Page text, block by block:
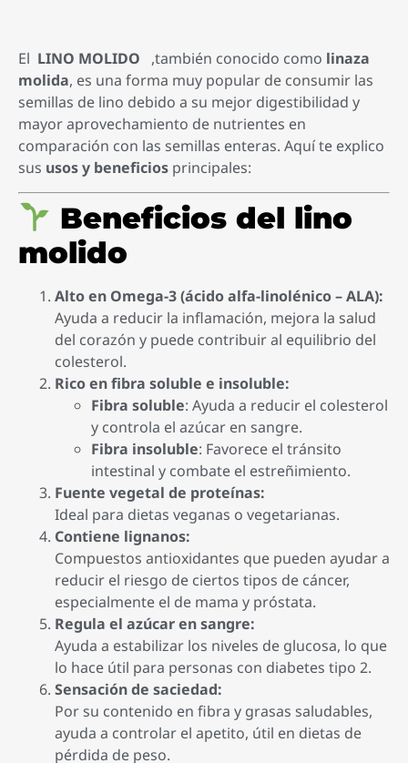
El LINO MOLIDO ,también conocido como linaza
molida, es una forma muy popular de consumir las
semillas de lino debido a su mejor digestibilidad y
mayor aprovechamiento de nutrientes en
comparación con las semillas enteras. Aquí te explico
sus usos y beneficios principales:
Beneficios del lino
molido
Alto en Omega-3 (ácido alfa-linolénico – ALA):
Ayuda a reducir la inflamación, mejora la salud
del corazón y puede contribuir al equilibrio del
colesterol.
Rico en fibra soluble e insoluble:
Fibra soluble: Ayuda a reducir el colesterol
y controla el azúcar en sangre.
Fibra insoluble: Favorece el tránsito
intestinal y combate el estreñimiento.
Fuente vegetal de proteínas:
Ideal para dietas veganas o vegetarianas.
Contiene lignanos:
Compuestos antioxidantes que pueden ayudar a
reducir el riesgo de ciertos tipos de cáncer,
especialmente el de mama y próstata.
Regula el azúcar en sangre:
Ayuda a estabilizar los niveles de glucosa, lo que
lo hace útil para personas con diabetes tipo 2.
Sensación de saciedad:
Por su contenido en fibra y grasas saludables,
ayuda a controlar el apetito, útil en dietas de
pérdida de peso.